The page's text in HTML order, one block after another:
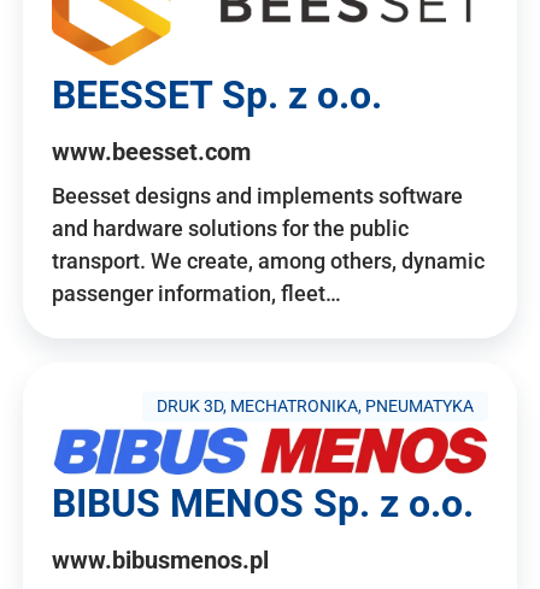
BEESSET Sp. z o.o.
www.beesset.com
Beesset designs and implements software
and hardware solutions for the public
transport. We create, among others, dynamic
passenger information, fleet…
DRUK 3D, MECHATRONIKA, PNEUMATYKA
BIBUS MENOS Sp. z o.o.
www.bibusmenos.pl